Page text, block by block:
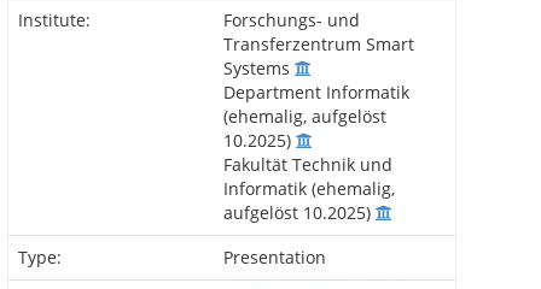
Institute:
Forschungs- und
Transferzentrum Smart
Systems
Department Informatik
(ehemalig, aufgelöst
10.2025)
Fakultät Technik und
Informatik (ehemalig,
aufgelöst 10.2025)
Type:
Presentation